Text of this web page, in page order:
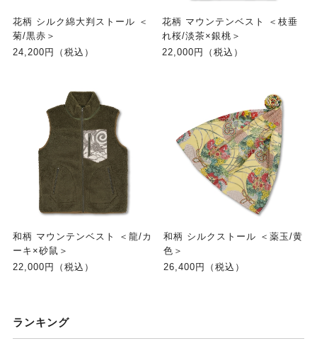
花柄 シルク綿大判ストール ＜
菊/黒赤＞
24,200円（税込）
花柄 マウンテンベスト ＜枝垂
れ桜/淡茶×銀桃＞
22,000円（税込）
和柄 マウンテンベスト ＜龍/カ
ーキ×砂鼠＞
22,000円（税込）
和柄 シルクストール ＜薬玉/黄
色＞
26,400円（税込）
ランキング